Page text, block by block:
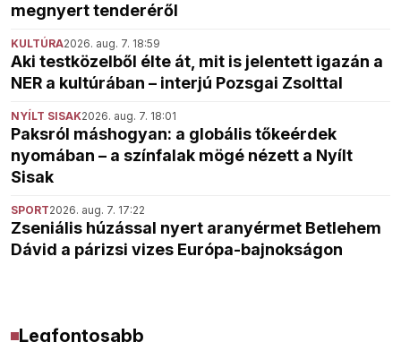
megnyert tenderéről
KULTÚRA2026. aug. 7. 18:59
Aki testközelből élte át, mit is jelentett igazán a
NER a kultúrában – interjú Pozsgai Zsolttal
NYÍLT SISAK2026. aug. 7. 18:01
Paksról máshogyan: a globális tőkeérdek
nyomában – a színfalak mögé nézett a Nyílt
Sisak
SPORT2026. aug. 7. 17:22
Zseniális húzással nyert aranyérmet Betlehem
Dávid a párizsi vizes Európa-bajnokságon
Legfontosabb